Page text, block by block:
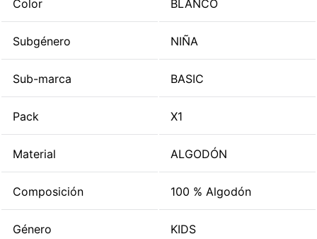
Color BLANCO
Subgénero NIÑA
Sub-marca BASIC
Pack X1
Material ALGODÓN
Composición 100 % Algodón
Género KIDS